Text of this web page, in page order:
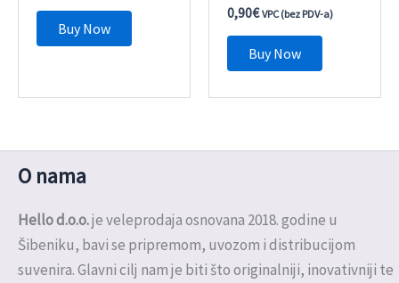
Buy Now
0,90€ VPC (bez PDV-a)
Buy Now
O nama
Hello d.o.o.je veleprodaja osnovana 2018. godine u
Šibeniku, bavi se pripremom, uvozom i distribucijom
suvenira. Glavni cilj nam je biti što originalniji, inovativniji te